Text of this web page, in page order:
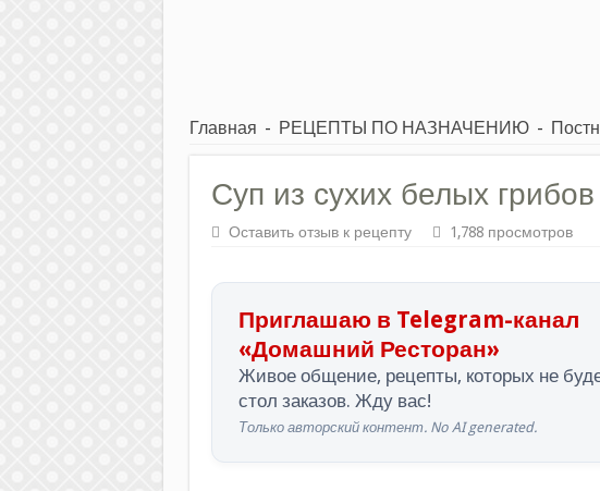
Главная - РЕЦЕПТЫ ПО НАЗНАЧЕНИЮ -
Суп из сухих белых грибов
Оставить отзыв к рецепту 1,788 просмотров
Приглашаю в Telegram-канал
«Домашний Ресторан»
Живое общение, рецепты, которых не
стол заказов. Жду вас!
Только авторский контент. No AI generated.